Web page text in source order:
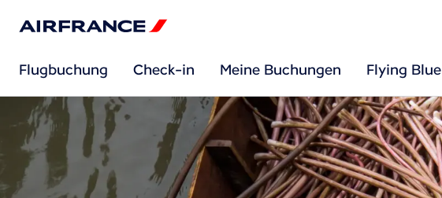
Flugbuchung Check-in Meine Buchungen Flying Blue